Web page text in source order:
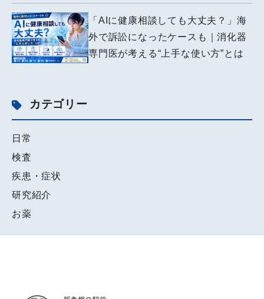
「AIに健康相談しても大丈夫？」海
外で訴訟になったケースも｜消化器
専門医が考える“上手な使い方”とは
カテゴリー
日常
検査
疾患・症状
研究紹介
お薬